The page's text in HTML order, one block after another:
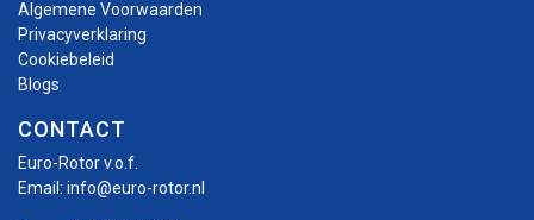
Algemene Voorwaarden
Privacyverklaring
Cookiebeleid
Blogs
CONTACT
Euro-Rotor v.o.f.
Email: info@euro-rotor.nl